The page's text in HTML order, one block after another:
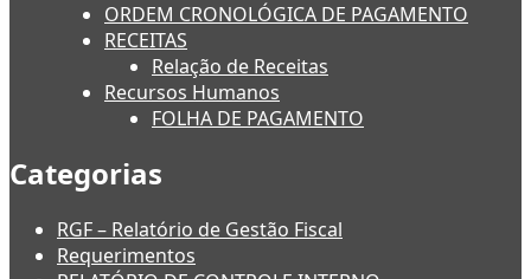
ORDEM CRONOLÓGICA DE PAGAMENTO
RECEITAS
Relação de Receitas
Recursos Humanos
FOLHA DE PAGAMENTO
Categorias
RGF – Relatório de Gestão Fiscal
Requerimentos